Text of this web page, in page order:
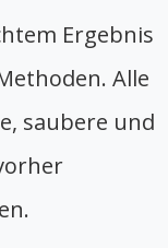
Ergebnis
Alle
saubere und